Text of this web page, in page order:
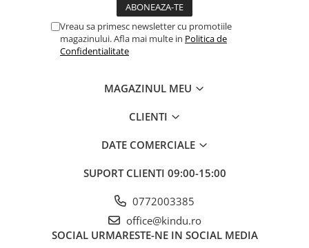
Vreau sa primesc newsletter cu promotiile
magazinului. Afla mai multe in Politica de
Confidentialitate
MAGAZINUL MEU
CLIENTI
DATE COMERCIALE
SUPORT CLIENTI 09:00-15:00
0772003385
office@kindu.ro
SOCIAL URMARESTE-NE IN SOCIAL MEDIA